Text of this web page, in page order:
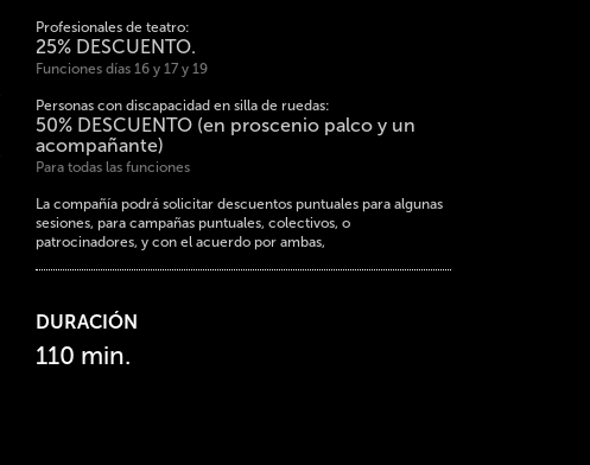
Profesionales de teatro:
25% DESCUENTO.
Funciones días 16 y 17 y 19
Personas con discapacidad en silla de ruedas:
50% DESCUENTO (en proscenio palco y un
acompañante)
Para todas las funciones
La compañía podrá solicitar descuentos puntuales para algunas
sesiones, para campañas puntuales, colectivos, o
patrocinadores, y con el acuerdo por ambas,
DURACIÓN
110 min.